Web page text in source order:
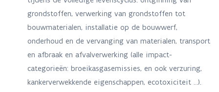
grondstoffen, verwerking van grondstoffen tot
bouwmaterialen, installatie op de bouwwerf,
onderhoud en de vervanging van materialen, transport
en afbraak en afvalverwerking (alle impact-
categorieën: broeikasgasemissies, en ook verzuring,
kankerverwekkende eigenschappen, ecotoxiciteit …).